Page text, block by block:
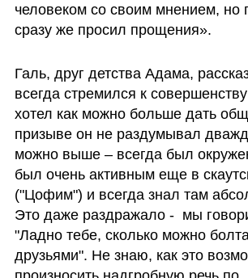
человеком со своим мнением, но
сразу же просил прощения».
Галь, друг детства Адама,
всегда стремился к
хотел как можно больше дать
призыве он не раздумывал
можно выше – всегда был
был очень активным еще в
("Цофим") и всегда знал там
Это даже раздражало -  мы
"Ладно тебе, сколько можно
друзьями". Не знаю, как это